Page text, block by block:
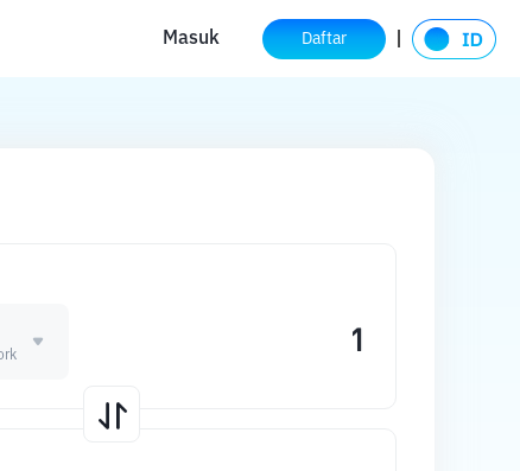
Masuk Daftar